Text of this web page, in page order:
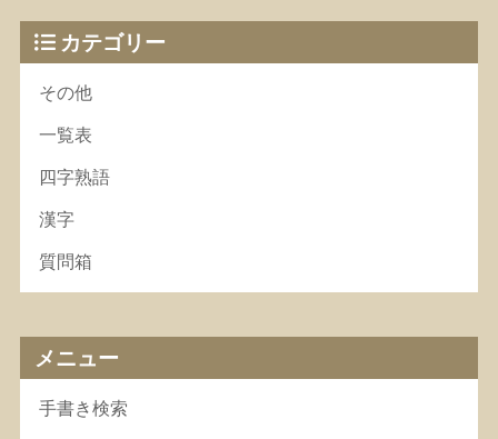
カテゴリー
その他
一覧表
四字熟語
漢字
質問箱
メニュー
手書き検索